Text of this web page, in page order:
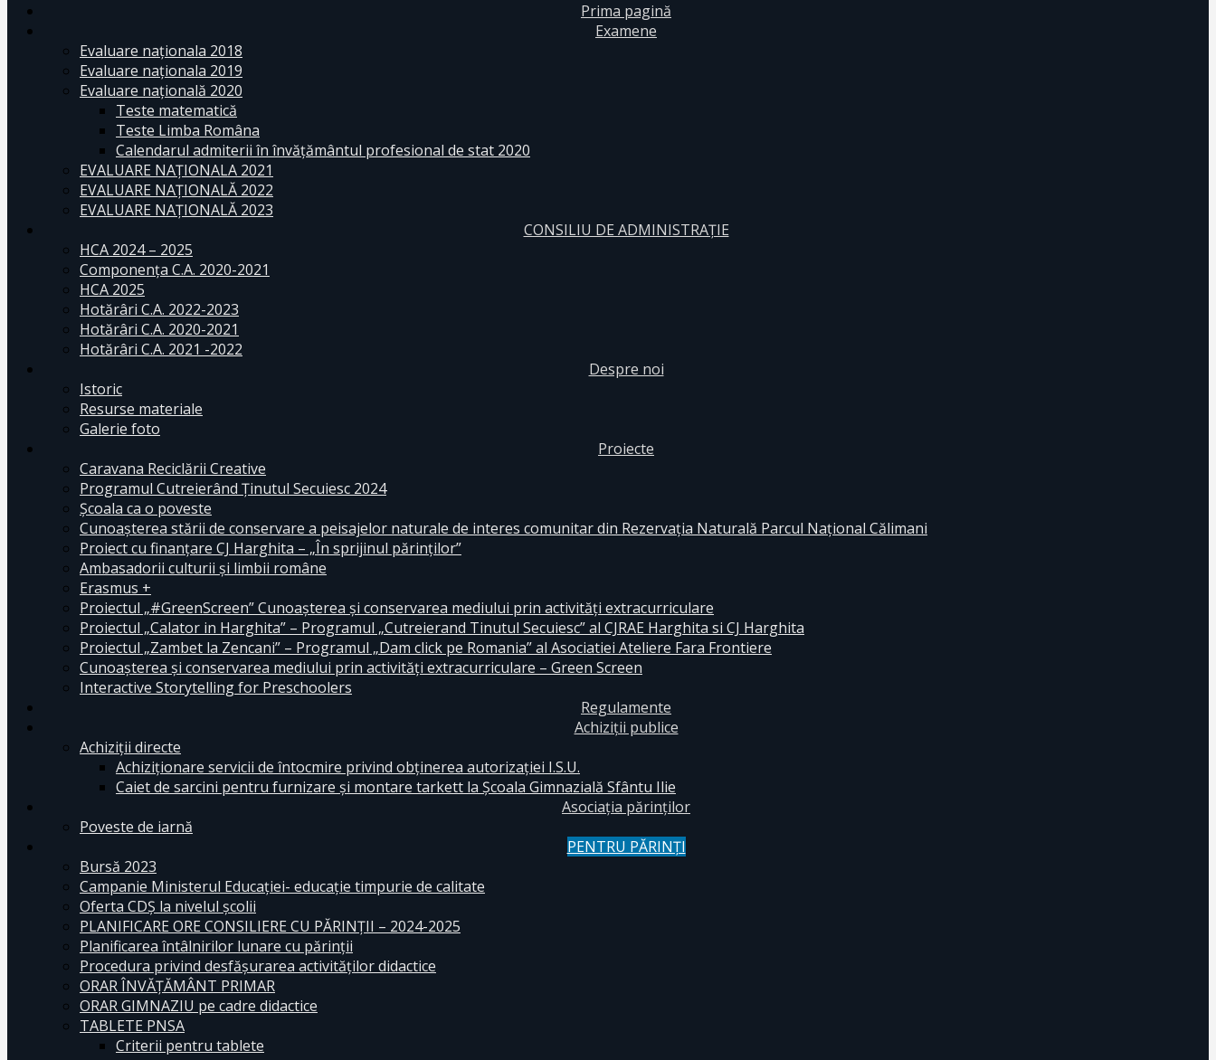
Prima pagină
Examene
Evaluare naționala 2018
Evaluare naționala 2019
Evaluare națională 2020
Teste matematică
Teste Limba Româna
Calendarul admiterii în învăţământul profesional de stat 2020
EVALUARE NAȚIONALA 2021
EVALUARE NAŢIONALĂ 2022
EVALUARE NAŢIONALĂ 2023
CONSILIU DE ADMINISTRAȚIE
HCA 2024 – 2025
Componența C.A. 2020-2021
HCA 2025
Hotărâri C.A. 2022-2023
Hotărâri C.A. 2020-2021
Hotărâri C.A. 2021 -2022
Despre noi
Istoric
Resurse materiale
Galerie foto
Proiecte
Caravana Reciclării Creative
Programul Cutreierând Ținutul Secuiesc 2024
Școala ca o poveste
Cunoaşterea stării de conservare a peisajelor naturale de interes comunitar din Rezervaţia Naturală Parcul Naţional Călimani
Proiect cu finanţare CJ Harghita – „În sprijinul părinţilor”
Ambasadorii culturii și limbii române
Erasmus +
Proiectul „#GreenScreen” Cunoașterea şi conservarea mediului prin activităţi extracurriculare
Proiectul „Calator in Harghita” – Programul „Cutreierand Tinutul Secuiesc” al CJRAE Harghita si CJ Harghita
Proiectul „Zambet la Zencani” – Programul „Dam click pe Romania” al Asociatiei Ateliere Fara Frontiere
Cunoașterea și conservarea mediului prin activități extracurriculare – Green Screen
Interactive Storytelling for Preschoolers
Regulamente
Achiziții publice
Achiziții directe
Achiziționare servicii de întocmire privind obținerea autorizației I.S.U.
Caiet de sarcini pentru furnizare și montare tarkett la Școala Gimnazială Sfântu Ilie
Asociația părinților
Poveste de iarnă
PENTRU PĂRINȚI
Bursă 2023
Campanie Ministerul Educației- educație timpurie de calitate
Oferta CDŞ la nivelul şcolii
PLANIFICARE ORE CONSILIERE CU PĂRINȚII – 2024-2025
Planificarea întâlnirilor lunare cu părinții
Procedura privind desfășurarea activităților didactice
ORAR ÎNVĂȚĂMÂNT PRIMAR
ORAR GIMNAZIU pe cadre didactice
TABLETE PNSA
Criterii pentru tablete